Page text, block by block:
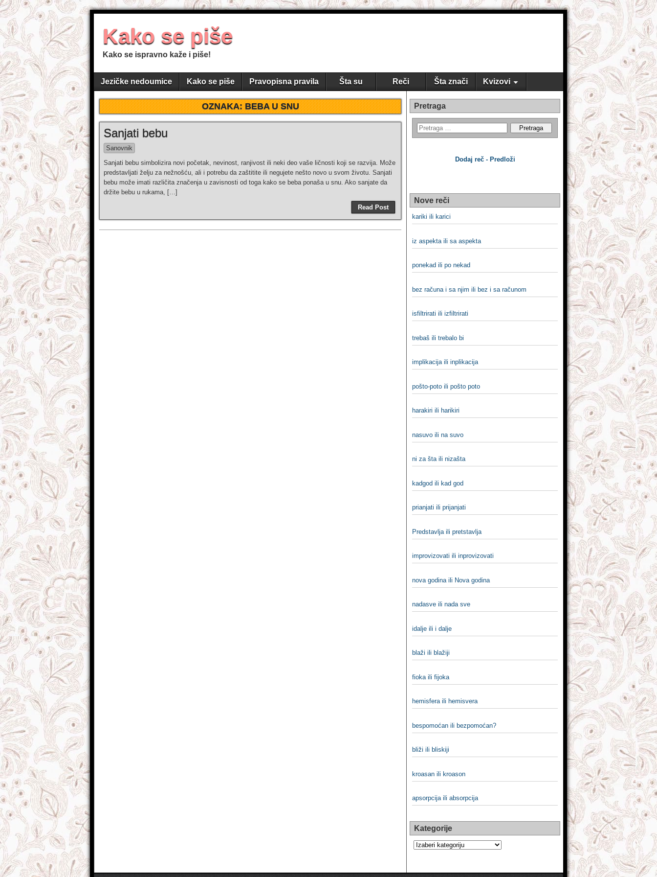
Kako se piše
Kako se ispravno kaže i piše!
Jezičke nedoumice Kako se piše Pravopisna pravila Šta su Reči Šta znači Kvizovi
OZNAKA:BEBA U SNU
Sanjati bebu
Sanovnik
Sanjati bebu simbolizira novi početak, nevinost, ranjivost ili neki deo vaše ličnosti koji se razvija. Može
predstavljati želju za nežnošću, ali i potrebu da zaštitite ili negujete nešto novo u svom životu. Sanjati
bebu može imati različita značenja u zavisnosti od toga kako se beba ponaša u snu. Ako sanjate da
držite bebu u rukama, […]
Read Post
Pretraga
Dodaj reč - Predloži
Nove reči
kariki ili karici
iz aspekta ili sa aspekta
ponekad ili po nekad
bez računa i sa njim ili bez i sa računom
isfiltrirati ili izfiltrirati
trebaš ili trebalo bi
implikacija ili inplikacija
pošto-poto ili pošto poto
harakiri ili harikiri
nasuvo ili na suvo
ni za šta ili nizašta
kadgod ili kad god
prianjati ili prijanjati
Predstavlja ili pretstavlja
improvizovati ili inprovizovati
nova godina ili Nova godina
nadasve ili nada sve
idalje ili i dalje
blaži ili blažiji
fioka ili fijoka
hemisfera ili hemisvera
bespomoćan ili bezpomoćan?
bliži ili bliskiji
kroasan ili kroason
apsorpcija ili absorpcija
Kategorije
Kategorije